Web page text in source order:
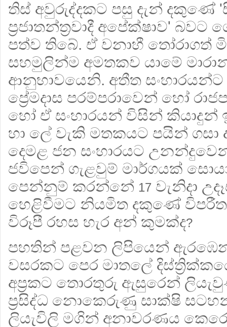
තිස් අවුරුද්දකට පසු දැන් දකුණේ
ප්‍රජාතන්ත්‍රවාදී අපේක්ෂාව' බවට
පත්ව තිබේ. ඒ වනාහී තෝරාගත්
සහමුලින්ම අමතකව යාමේ
ආනුභාවයෙනි. අතීත
ප්‍රේමදාස පරම්පරාවෙන් හෝ
හෝ ඒ සංහාරයන් විසින් කියාදුන්
හා ලේ වැකි මතකයට පයින්
දෙමළ ජන සංහාරයට උනන්දුවෙන්
ජවිපෙන් ගැළවුම් මාර්ගයක්
පෙන්නුම් කරන්නේ 17 වැනිදා
හෙළිවීමට නියමිත දකුණේ විපරීත
විරූපී රහස හැර අන් කුමක්ද?
පහතින් පළවන ලිපියෙන් ඇරඹෙන
වසරකට පෙර මාතලේ
අප්‍රකට තොරතුරු ඇසුරෙන්
ප්‍රසිද්ධ නොකෙරුණු සාක්ෂි
ලියැවිලි මගින් අනාවරණය